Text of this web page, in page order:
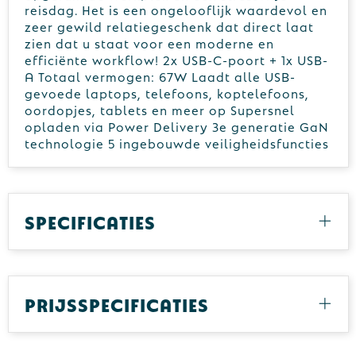
reisdag. Het is een ongelooflijk waardevol en
zeer gewild relatiegeschenk dat direct laat
zien dat u staat voor een moderne en
efficiënte workflow! 2x USB-C-poort + 1x USB-
A Totaal vermogen: 67W Laadt alle USB-
gevoede laptops, telefoons, koptelefoons,
oordopjes, tablets en meer op Supersnel
opladen via Power Delivery 3e generatie GaN
technologie 5 ingebouwde veiligheidsfuncties
Specificaties
Prijsspecificaties